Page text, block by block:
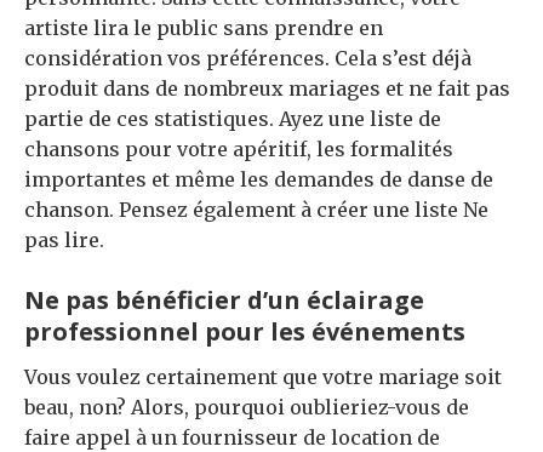
artiste lira le public sans prendre en
considération vos préférences. Cela s’est déjà
produit dans de nombreux mariages et ne fait pas
partie de ces statistiques. Ayez une liste de
chansons pour votre apéritif, les formalités
importantes et même les demandes de danse de
chanson. Pensez également à créer une liste Ne
pas lire.
Ne pas bénéficier d’un éclairage
professionnel pour les événements
Vous voulez certainement que votre mariage soit
beau, non? Alors, pourquoi oublieriez-vous de
faire appel à un fournisseur de location de